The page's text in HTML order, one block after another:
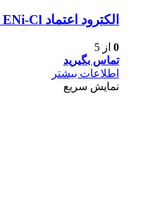
الکترود اعتماد Etemad ENi-Cl
0 از 5
تماس بگیرید
اطلاعات بیشتر
نمایش سریع